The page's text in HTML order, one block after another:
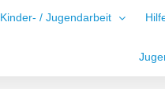
Kinder- / Jugendarbeit